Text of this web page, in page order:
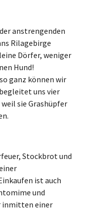
anstrengenden
Rilagebirge
Dörfer, weniger
Hund!
ganz können wir
uns vier
weil sie Grashüpfer
Stockbrot und
ist auch
und
inmitten einer